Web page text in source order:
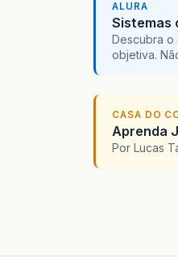
ALURA
Sistemas
Descubra o
objetiva.
CASA DO
Aprenda
Por Lucas